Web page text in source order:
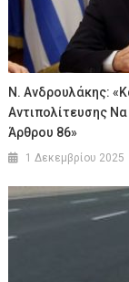
Ν. Ανδρουλάκης:
Αντιπολίτευσης
Άρθρου 86»
1 Δεκεμβρίου 2025